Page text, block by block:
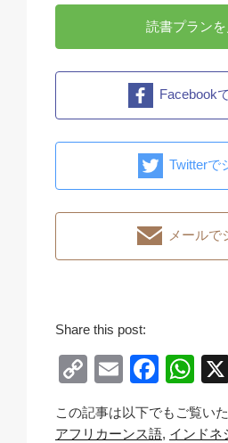
読書プランを
Facebook
Twitterで
メールで
Share this post:
C
o
p
E
m
ail
F
c
W
at
この記事は以下でもご覧い
アフリカーンス語 インドネ